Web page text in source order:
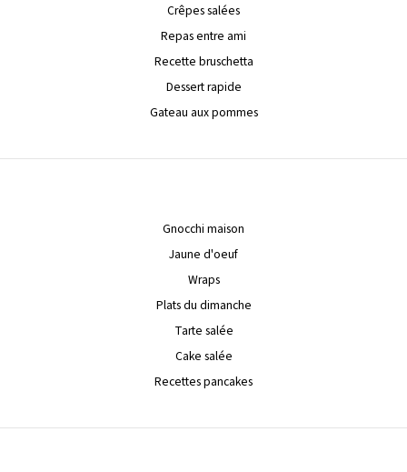
Crêpes salées
Repas entre ami
Recette bruschetta
Dessert rapide
Gateau aux pommes
Gnocchi maison
Jaune d'oeuf
Wraps
Plats du dimanche
Tarte salée
Cake salée
Recettes pancakes